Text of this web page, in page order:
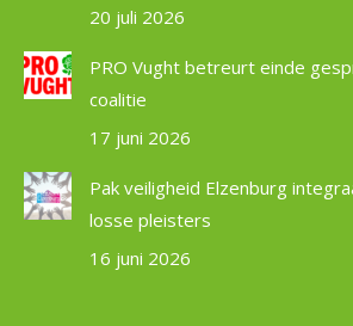
20 juli 2026
PRO Vught betreurt einde
coalitie
17 juni 2026
Pak veiligheid Elzenburg
losse pleisters
16 juni 2026